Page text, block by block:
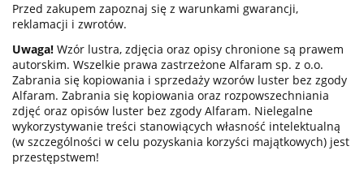
Przed zakupem zapoznaj się z warunkami gwarancji,
reklamacji i zwrotów.
Uwaga! Wzór lustra, zdjęcia oraz opisy chronione są prawem
autorskim. Wszelkie prawa zastrzeżone Alfaram sp. z o.o.
Zabrania się kopiowania i sprzedaży wzorów luster bez zgody
Alfaram. Zabrania się kopiowania oraz rozpowszechniania
zdjęć oraz opisów luster bez zgody Alfaram. Nielegalne
wykorzystywanie treści stanowiących własność intelektualną
(w szczególności w celu pozyskania korzyści majątkowych) jest
przestępstwem!